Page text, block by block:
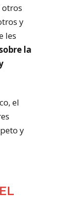
y
les
la
el
y